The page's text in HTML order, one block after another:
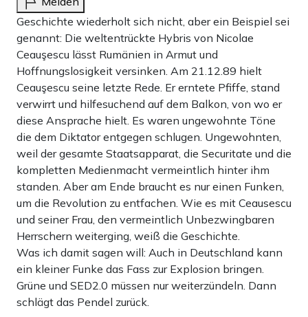
Geschichte wiederholt sich nicht, aber ein Beispiel sei
genannt: Die weltentrückte Hybris von Nicolae
Ceauşescu lässt Rumänien in Armut und
Hoffnungslosigkeit versinken. Am 21.12.89 hielt
Ceauşescu seine letzte Rede. Er erntete Pfiffe, stand
verwirrt und hilfesuchend auf dem Balkon, von wo er
diese Ansprache hielt. Es waren ungewohnte Töne
die dem Diktator entgegen schlugen. Ungewohnten,
weil der gesamte Staatsapparat, die Securitate und die
kompletten Medienmacht vermeintlich hinter ihm
standen. Aber am Ende braucht es nur einen Funken,
um die Revolution zu entfachen. Wie es mit Ceausescu
und seiner Frau, den vermeintlich Unbezwingbaren
Herrschern weiterging, weiß die Geschichte.
Was ich damit sagen will: Auch in Deutschland kann
ein kleiner Funke das Fass zur Explosion bringen.
Grüne und SED2.0 müssen nur weiterzündeln. Dann
schlägt das Pendel zurück.